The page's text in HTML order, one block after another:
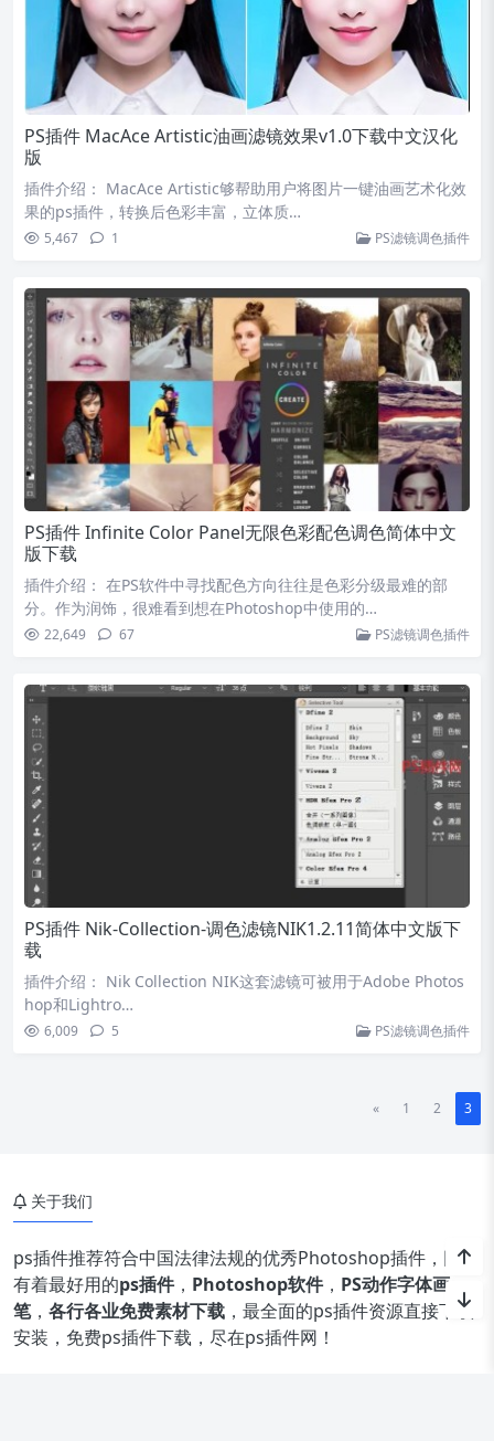
PS插件 MacAce Artistic油画滤镜效果v1.0下载中文汉化
版
插件介绍： MacAce Artistic够帮助用户将图片一键油画艺术化效
果的ps插件，转换后色彩丰富，立体质…
5,467 1 PS滤镜调色插件
PS插件 Infinite Color Panel无限色彩配色调色简体中文
版下载
插件介绍： 在PS软件中寻找配色方向往往是色彩分级最难的部
分。作为润饰，很难看到想在Photoshop中使用的…
22,649 67 PS滤镜调色插件
PS插件 Nik-Collection-调色滤镜NIK1.2.11简体中文版下
载
插件介绍： Nik Collection NIK这套滤镜可被用于Adobe Photos
hop和Lightro…
6,009 5 PS滤镜调色插件
« 1 2 3
关于我们
ps插件推荐符合中国法律法规的优秀Photoshop插件，网站
有着最好用的ps插件， Photoshop软件， PS动作字体画
笔， 各行各业免费素材下载 ，最全面的ps插件资源直接下载
安装，免费ps插件下载，尽在ps插件网！